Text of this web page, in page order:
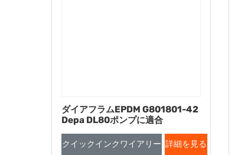
ダイアフラムEPDM G801801-42
Depa DL80ポンプに適合
クイックインクワイアリー 詳細を見る